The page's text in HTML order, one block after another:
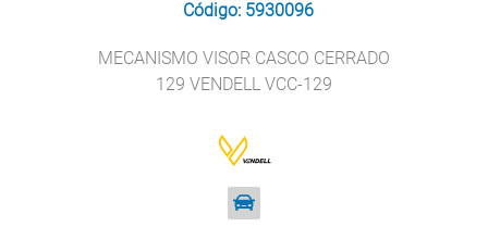
Código: 5930096
MECANISMO VISOR CASCO CERRADO
129 VENDELL VCC-129